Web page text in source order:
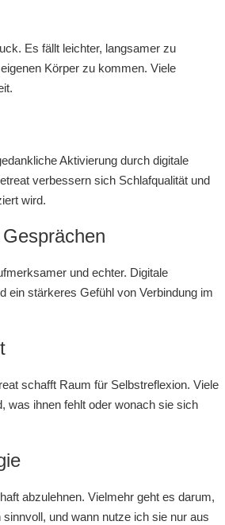
Es fällt leichter, langsamer zu
Körper zu kommen. Viele
Aktivierung durch digitale
verbessern sich Schlafqualität und
wird.
und echter. Digitale
ein stärkeres Gefühl von Verbindung im
schafft Raum für Selbstreflexion. Viele
was ihnen fehlt oder wonach sie sich
abzulehnen. Vielmehr geht es darum,
und wann nutze ich sie nur aus